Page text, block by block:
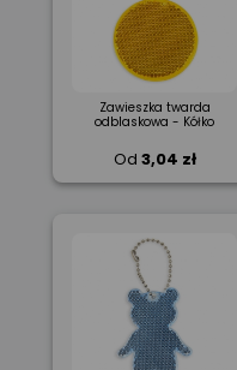
Zawieszka twarda
odblaskowa - Kółko
Od 3,04 zł